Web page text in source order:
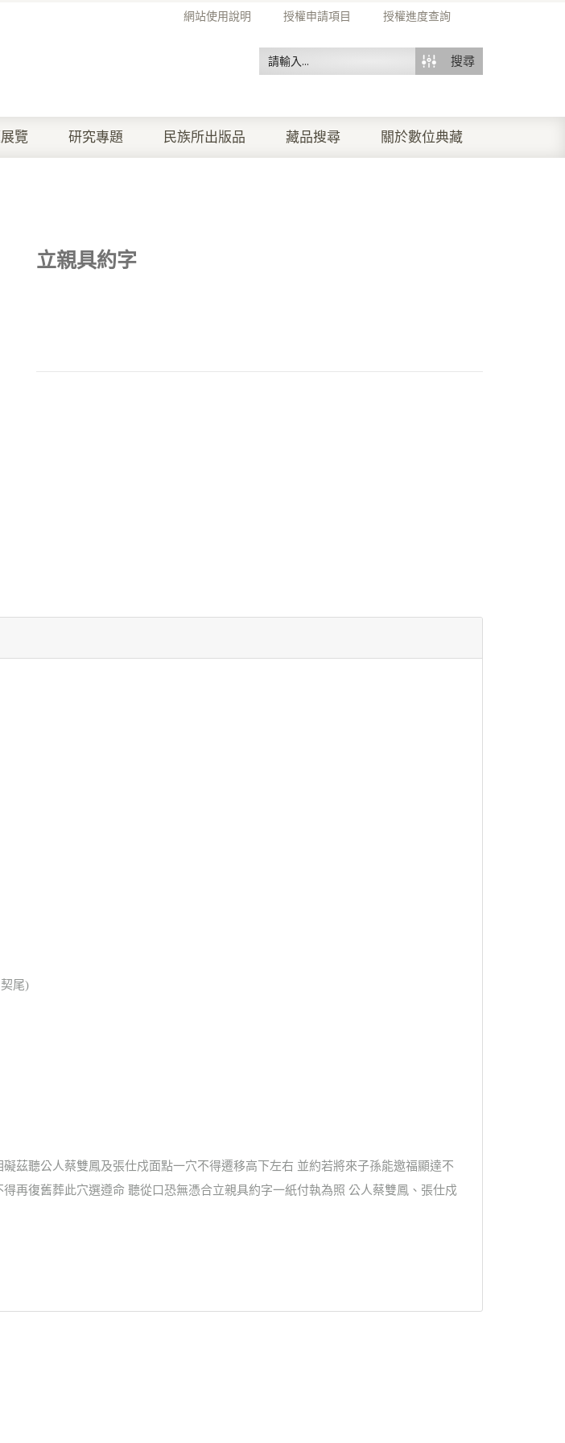
網站使用說明 授權申請項目 授權進度查詢
搜尋
覽 研究專題 民族所出版品 藏品搜尋 關於數位典藏
立親具約字
尾)
茲聽公人蔡雙鳳及張仕戍面點一穴不得遷移高下左右 並約若將來子孫能邀福顯達不
再復舊葬此穴選遵命 聽從口恐無憑合立親具約字一紙付執為照 公人蔡雙鳳、張仕戍